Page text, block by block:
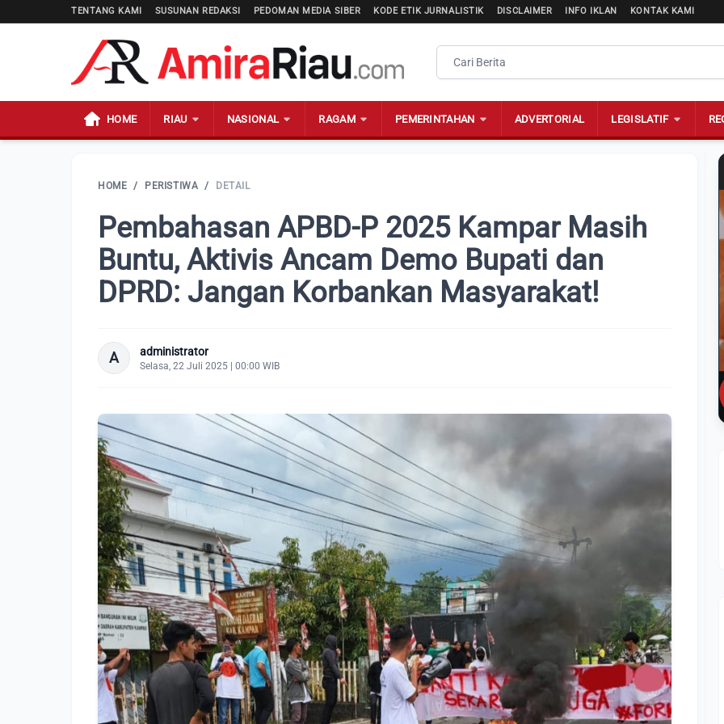
TENTANG KAMI SUSUNAN REDAKSI PEDOMAN MEDIA SIBER KODE ETIK JURNALISTIK DISCLAIMER INFO IKLAN KONTAK KAMI
HOME RIAU NASIONAL RAGAM PEMERINTAHAN ADVERTORIAL LEGISLATIF
HOME / PERISTIWA / DETAIL
Pembahasan APBD-P 2025 Kampar Masih
Buntu, Aktivis Ancam Demo Bupati dan
DPRD: Jangan Korbankan Masyarakat!
A administrator
Selasa, 22 Juli 2025 | 00:00 WIB